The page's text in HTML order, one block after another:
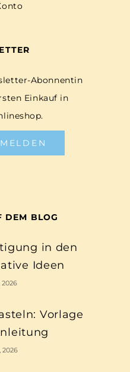
Abonnentin
Einkauf in
DEM BLOG
in den
Ideen
2026
Vorlage
2026